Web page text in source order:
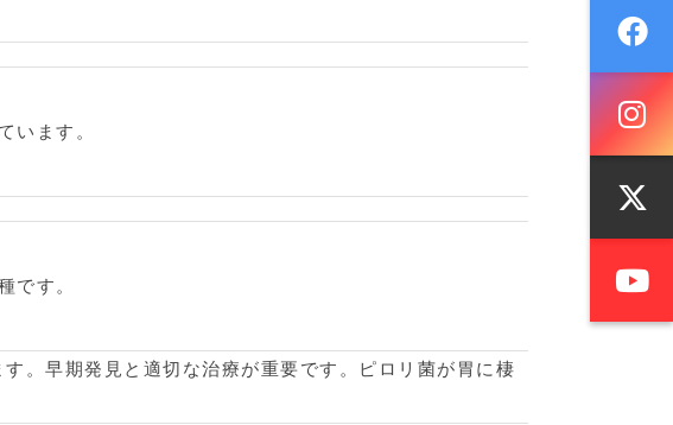
います。
です。
。早期発見と適切な治療が重要です。ピロリ菌が胃に棲